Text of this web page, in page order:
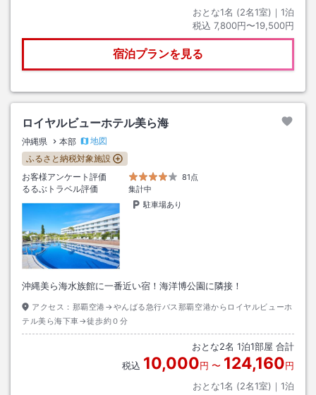
おとな1名 (2名1室)｜ 1泊
税込 7,800円〜19,500円
宿泊プランを見る
ロイヤルビューホテル美ら海
沖縄県 本部
地図
ふるさと納税対象施設
お客様アンケート評価
81点
るるぶトラベル評価
集計中
駐車場あり
沖縄美ら海水族館に一番近い宿！海洋博公園に隣接！
アクセス： 那覇空港→やんばる急行バス那覇空港からロイヤルビューホ
テル美ら海下車→徒歩約０分
おとな2名 1泊1部屋 合計
税込 10,000円 〜 124,160円
おとな1名 (2名1室)｜ 1泊